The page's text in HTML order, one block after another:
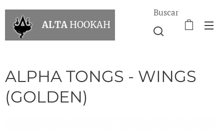
ALTA HOOKAH
Buscar
ALPHA TONGS - WINGS
(GOLDEN)